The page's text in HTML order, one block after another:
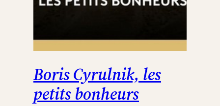
Boris Cyrulnik, les
petits bonheurs